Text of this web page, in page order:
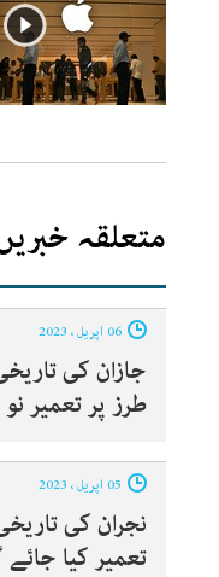
متعلقہ
جازان کی
طرز پر تعمیر نو
نجران کی
تعمیر کیا جائے